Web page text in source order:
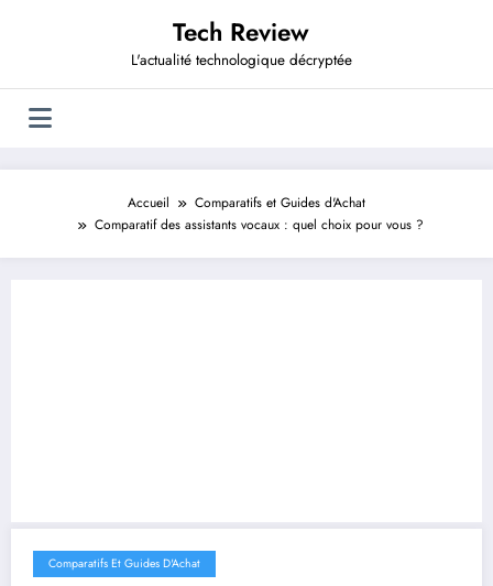
Tech Review
L'actualité technologique décryptée
Accueil
Comparatifs et Guides d'Achat
Comparatif des assistants vocaux : quel choix pour vous ?
Comparatifs Et Guides D'Achat